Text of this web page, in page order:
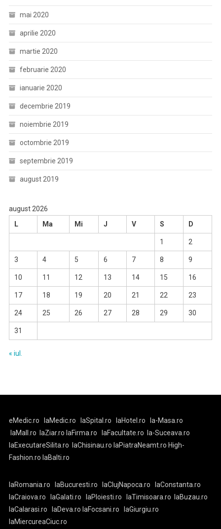
mai 2020
aprilie 2020
martie 2020
februarie 2020
ianuarie 2020
decembrie 2019
noiembrie 2019
octombrie 2019
septembrie 2019
august 2019
august 2026
L
Ma Mi J V S D
1 2
3 4 5 6 7 8 9
10 11 12 13 14 15 16
17 18 19 20 21 22 23
24 25 26 27 28 29 30
31
« iul.
eMedic.ro laMedic.ro laSpital.ro laHotel.ro
la-Masa.ro
laMall.ro
laZiar.ro laFirma.ro laFacultate.ro
la-Suceava.ro
laExecutareSilita.ro
laChisinau.ro laPiatraNeamt.ro High-
Fashion.ro laBalti.ro
laRomania.ro laBucuresti.ro laClujNapoca.ro
laConstanta.ro
laCraiova.ro
laGalati.ro laPloiesti.ro laTimisoara.ro
laBuzau.ro
laCalarasi.ro
laDeva.ro laFocsani.ro
laGiurgiu.ro
laMiercureaCiuc.ro